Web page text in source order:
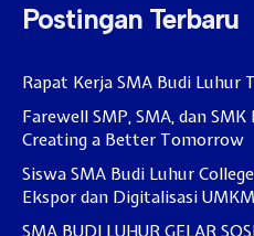
Postingan Terbaru
Rapat Kerja SMA Budi Luhur
Farewell SMP, SMA, dan
Creating a Better Tomorrow
Siswa SMA Budi Luhur
Ekspor dan Digitalisasi
SMA BUDI LUHUR GELAR